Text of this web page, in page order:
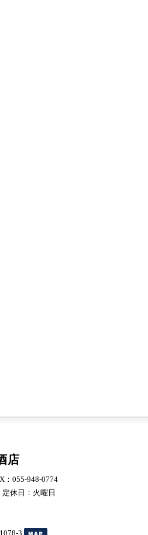
店
：055-948-0774
休日：火曜日
3